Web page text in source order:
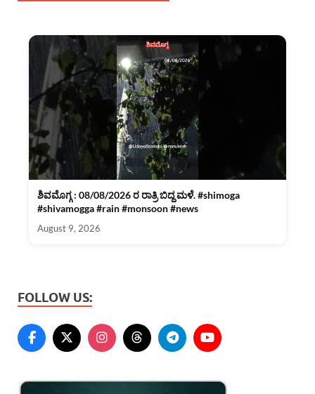
ಶಿವಮೊಗ್ಗ : 08/08/2026 ರ ರಾತ್ರಿ ಬಿದ್ದ ಮಳೆ. #shimoga
#shivamogga #rain #monsoon #news
August 9, 2026
FOLLOW US: